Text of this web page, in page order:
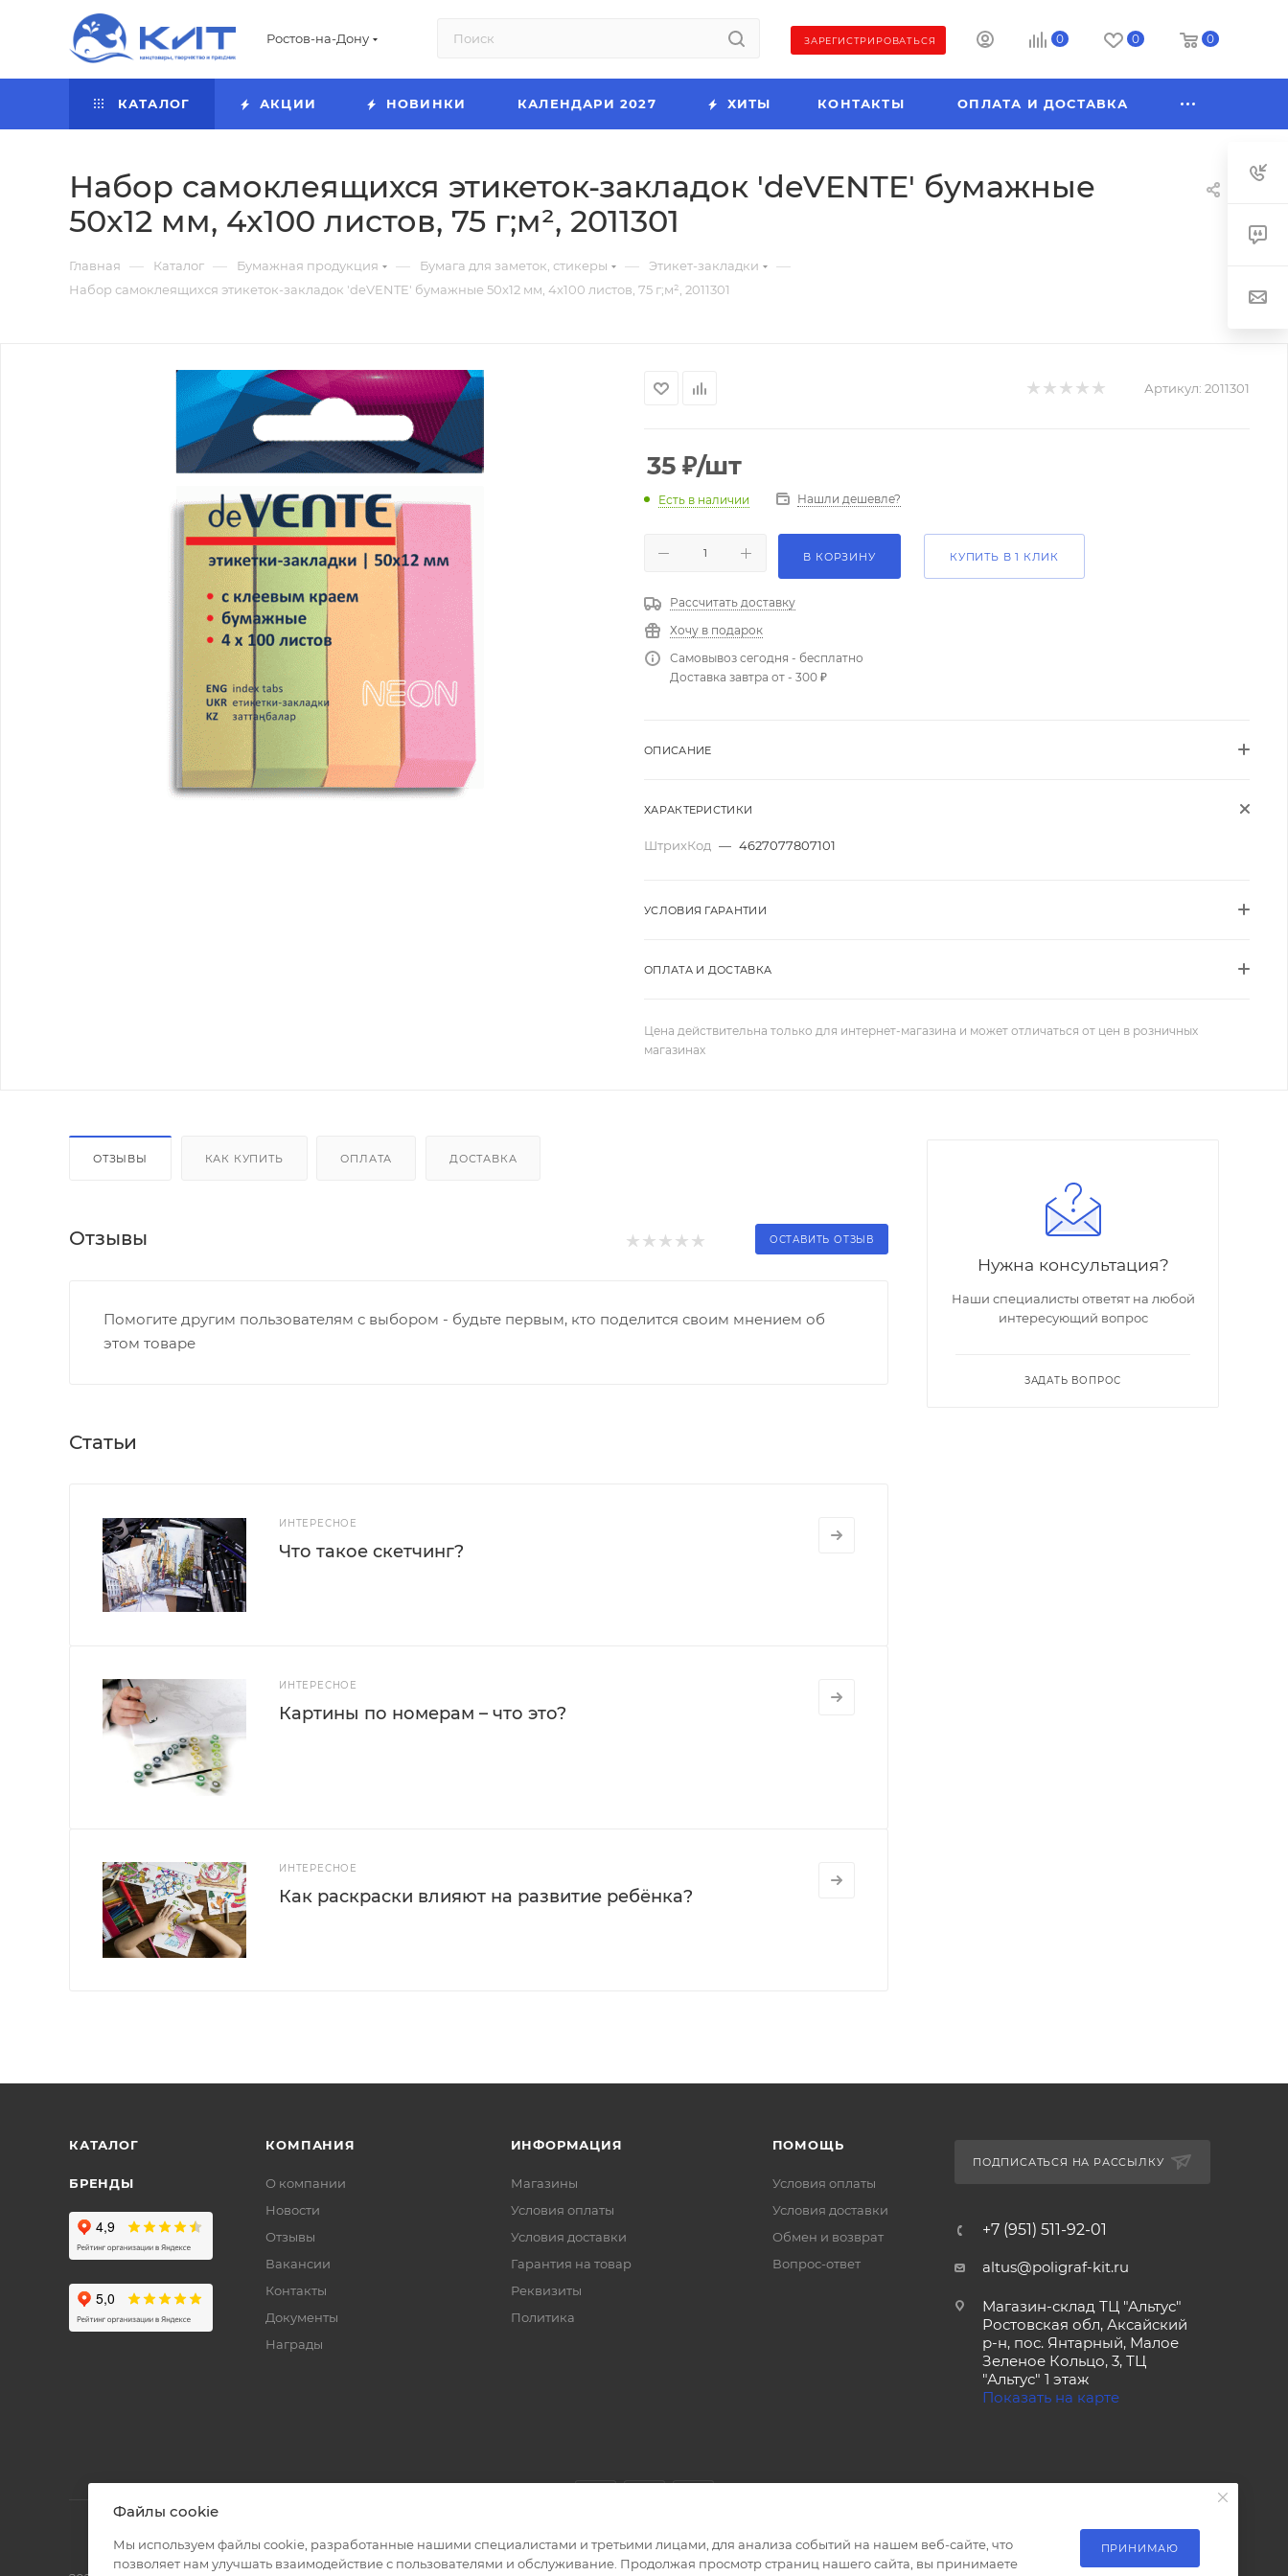
Ростов-на-Дону ЗАРЕГИСТРИРОВАТЬСЯ 0 0 0
КАТАЛОГ АКЦИИ НОВИНКИ КАЛЕНДАРИ 2027 ХИТЫ КОНТАКТЫ ОПЛАТА И ДОСТАВКА
Набор самоклеящихся этикеток-закладок 'deVENTE' бумажные
50x12 мм, 4x100 листов, 75 г;м², 2011301
Главная — Каталог — Бумажная продукция — Бумага для заметок, стикеры — Этикет-закладки —
Набор самоклеящихся этикеток-закладок 'deVENTE' бумажные 50x12 мм, 4x100 листов, 75 г;м², 2011301
Артикул: 2011301
35 ₽/шт
Есть в наличии Нашли дешевле?
В КОРЗИНУ КУПИТЬ В 1 КЛИК
Рассчитать доставку
Хочу в подарок
Самовывоз сегодня - бесплатно
Доставка завтра от - 300 ₽
ОПИСАНИЕ
ХАРАКТЕРИСТИКИ
ШтрихКод — 4627077807101
УСЛОВИЯ ГАРАНТИИ
ОПЛАТА И ДОСТАВКА
Цена действительна только для интернет-магазина и может отличаться от цен в розничных
магазинах
ОТЗЫВЫ КАК КУПИТЬ ОПЛАТА ДОСТАВКА
Отзывы ОСТАВИТЬ ОТЗЫВ
Помогите другим пользователям с выбором - будьте первым, кто поделится своим мнением об
этом товаре
Статьи
ИНТЕРЕСНОЕ
Что такое скетчинг?
ИНТЕРЕСНОЕ
Картины по номерам – что это?
ИНТЕРЕСНОЕ
Как раскраски влияют на развитие ребёнка?
Нужна консультация?
Наши специалисты ответят на любой
интересующий вопрос
ЗАДАТЬ ВОПРОС
КАТАЛОГ
БРЕНДЫ
КОМПАНИЯ
О компании
Новости
Отзывы
Вакансии
Контакты
Документы
Награды
ИНФОРМАЦИЯ
Магазины
Условия оплаты
Условия доставки
Гарантия на товар
Реквизиты
Политика
ПОМОЩЬ
Условия оплаты
Условия доставки
Обмен и возврат
Вопрос-ответ
ПОДПИСАТЬСЯ НА РАССЫЛКУ
+7 (951) 511-92-01
altus@poligraf-kit.ru
Магазин-склад ТЦ "Альтус"
Ростовская обл, Аксайский
р-н, пос. Янтарный, Малое
Зеленое Кольцо, 3, ТЦ
"Альтус" 1 этаж
Показать на карте
Файлы cookie
Мы используем файлы cookie, разработанные нашими специалистами и третьими лицами, для анализа событий на нашем веб-сайте, что
позволяет нам улучшать взаимодействие с пользователями и обслуживание. Продолжая просмотр страниц нашего сайта, вы принимаете
ПРИНИМАЮ